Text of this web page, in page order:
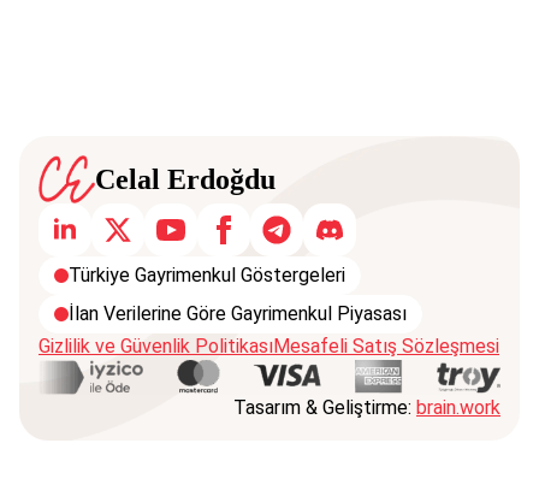
Celal Erdoğdu
Türkiye Gayrimenkul Göstergeleri
İlan Verilerine Göre Gayrimenkul Piyasası
Tasarım & Geliştirme: brain.work
Gizlilik ve Güvenlik PolitikasıMesafeli Satış Sözleşmesi